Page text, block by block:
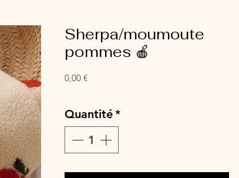
Sherpa/moumoute
pommes 🍎
0,00 €Prix
Quantité*